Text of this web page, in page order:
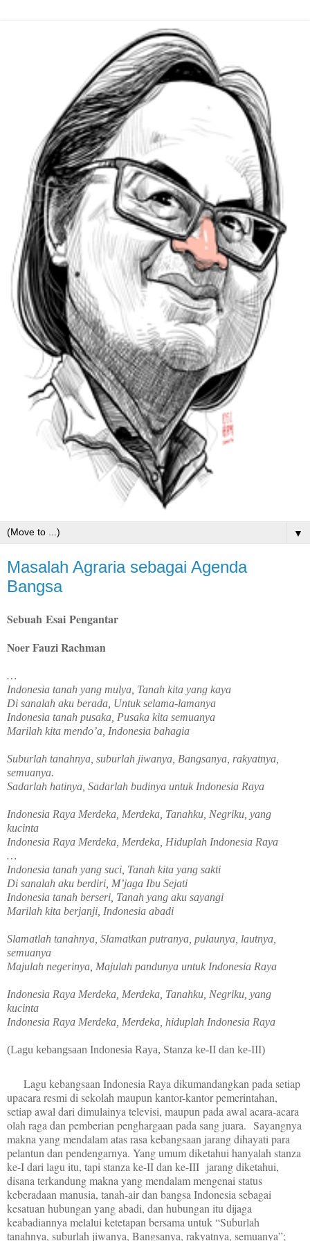
▼
Masalah Agraria sebagai Agenda
Bangsa
Sebuah Esai Pengantar
Noer Fauzi Rachman
…
Indonesia tanah yang mulya, Tanah kita yang kaya
Di sanalah aku berada, Untuk selama-lamanya
Indonesia tanah pusaka, Pusaka kita semuanya
Marilah kita mendo’a, Indonesia bahagia
Suburlah tanahnya, suburlah jiwanya, Bangsanya, rakyatnya,
semuanya.
Sadarlah hatinya, Sadarlah budinya untuk Indonesia Raya
Indonesia Raya Merdeka, Merdeka, Tanahku, Negriku, yang
kucinta
Indonesia Raya Merdeka, Merdeka, Hiduplah Indonesia Raya
…
Indonesia tanah yang suci, Tanah kita yang sakti
Di sanalah aku berdiri, M’jaga Ibu Sejati
Indonesia tanah berseri, Tanah yang aku sayangi
Marilah kita berjanji, Indonesia abadi
Slamatlah tanahnya, Slamatkan putranya, pulaunya, lautnya,
semuanya
Majulah negerinya, Majulah pandunya untuk Indonesia Raya
Indonesia Raya Merdeka, Merdeka, Tanahku, Negriku, yang
kucinta
Indonesia Raya Merdeka, Merdeka, hiduplah Indonesia Raya
(Lagu kebangsaan Indonesia Raya, Stanza ke-II dan ke-III)
Lagu kebangsaan Indonesia Raya dikumandangkan pada setiap
upacara resmi di sekolah maupun kantor-kantor pemerintahan,
setiap awal dari dimulainya televisi, maupun pada awal acara-acara
olah raga dan pemberian penghargaan pada sang juara. Sayangnya
makna yang mendalam atas rasa kebangsaan jarang dihayati para
pelantun dan pendengarnya. Yang umum diketahui hanyalah stanza
ke-I dari lagu itu, tapi stanza ke-II dan ke-III jarang diketahui,
disana terkandung makna yang mendalam mengenai status
keberadaan manusia, tanah-air dan bangsa Indonesia sebagai
kesatuan hubungan yang abadi, dan hubungan itu dijaga
keabadiannya melalui ketetapan bersama untuk “Suburlah
tanahnya, suburlah jiwanya, Bangsanya, rakyatnya, semuanya”;